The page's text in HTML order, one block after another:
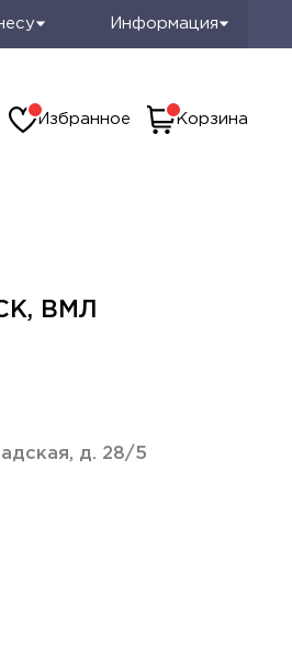
Информация
Избранное Корзина
ВМЛ
д. 28/5